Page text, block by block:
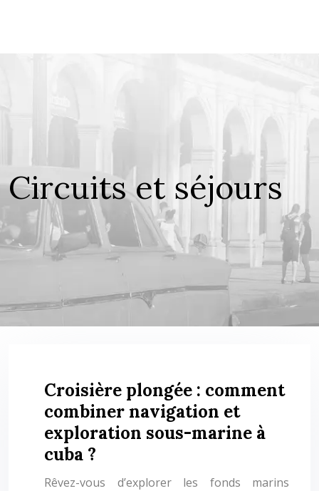
Circuits et séjours
Croisière plongée : comment
combiner navigation et
exploration sous-marine à
cuba ?
Rêvez-vous d’explorer les fonds marins